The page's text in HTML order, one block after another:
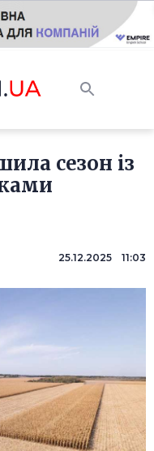
сезон із
25.12.2025 11:03